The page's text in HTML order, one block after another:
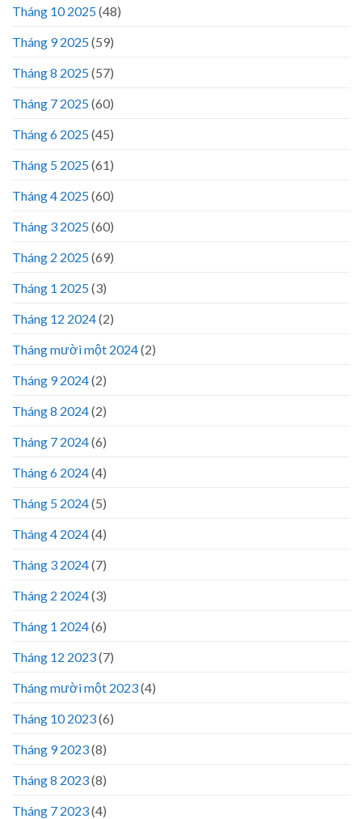
Tháng 10 2025(48)
Tháng 9 2025(59)
Tháng 8 2025(57)
Tháng 7 2025(60)
Tháng 6 2025(45)
Tháng 5 2025(61)
Tháng 4 2025(60)
Tháng 3 2025(60)
Tháng 2 2025(69)
Tháng 1 2025(3)
Tháng 12 2024(2)
Tháng mười một 2024(2)
Tháng 9 2024(2)
Tháng 8 2024(2)
Tháng 7 2024(6)
Tháng 6 2024(4)
Tháng 5 2024(5)
Tháng 4 2024(4)
Tháng 3 2024(7)
Tháng 2 2024(3)
Tháng 1 2024(6)
Tháng 12 2023(7)
Tháng mười một 2023(4)
Tháng 10 2023(6)
Tháng 9 2023(8)
Tháng 8 2023(8)
Tháng 7 2023(4)